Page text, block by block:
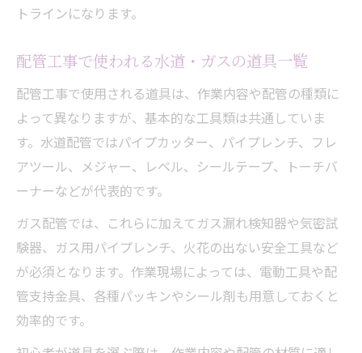
トラインになります。
配管工事で使われる水道・ガスの道具一覧
配管工事で使用される道具は、作業内容や配管の種類に
よって異なりますが、基本的な工具類は共通していま
す。水道配管ではパイプカッター、パイプレンチ、フレ
アツール、メジャー、レベル、シールテープ、トーチバ
ーナーなどが代表的です。
ガス配管では、これらに加えてガス漏れ検知器や気密試
験器、ガス用パイプレンチ、火花の出ない安全工具など
が必須となります。作業現場によっては、電動工具や配
管支持金具、各種パッキンやシール剤も用意しておくと
効率的です。